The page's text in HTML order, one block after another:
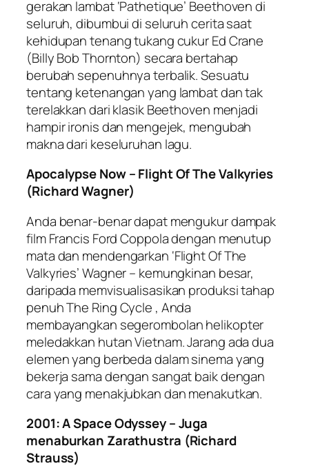
gerakan lambat ‘Pathetique’ Beethoven di
seluruh, dibumbui di seluruh cerita saat
kehidupan tenang tukang cukur Ed Crane
(Billy Bob Thornton) secara bertahap
berubah sepenuhnya terbalik. Sesuatu
tentang ketenangan yang lambat dan tak
terelakkan dari klasik Beethoven menjadi
hampir ironis dan mengejek, mengubah
makna dari keseluruhan lagu.
Apocalypse Now – Flight Of The Valkyries
(Richard Wagner)
Anda benar-benar dapat mengukur dampak
film Francis Ford Coppola dengan menutup
mata dan mendengarkan ‘Flight Of The
Valkyries’ Wagner – kemungkinan besar,
daripada memvisualisasikan produksi tahap
penuh The Ring Cycle , Anda
membayangkan segerombolan helikopter
meledakkan hutan Vietnam. Jarang ada dua
elemen yang berbeda dalam sinema yang
bekerja sama dengan sangat baik dengan
cara yang menakjubkan dan menakutkan.
2001: A Space Odyssey – Juga
menaburkan Zarathustra (Richard
Strauss)